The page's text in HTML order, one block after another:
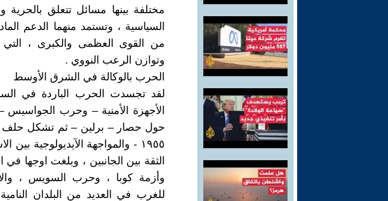
مختلفة بينها مسائل تتعلق بالحرية
السياسية ، وتستمد منهما الدعم
من القوى العظمى والكبرى ، التي
وتوازن الرعب النووي .
الحرب بالوكالة في الشرق الأوسط
لقد تجسدت الحرب الباردة في
الأجهزة الأمنية – وحرب
١٩٥٥ - والمواجهة الآيديولوجية
الثقة بين الجانبين ، وبلغت اوجها
وأزمة كوبا ، وحرب السويس ،
للغرب في العديد من البلدان